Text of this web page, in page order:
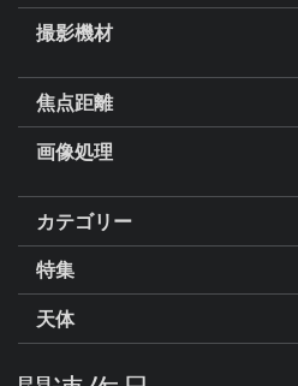
撮影機材
焦点距離
画像処理
カテゴリー
特集
天体